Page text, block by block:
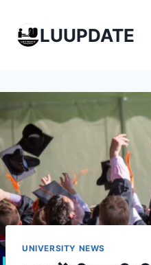
contentLUUPDATE
UNIVERSITY NEWS